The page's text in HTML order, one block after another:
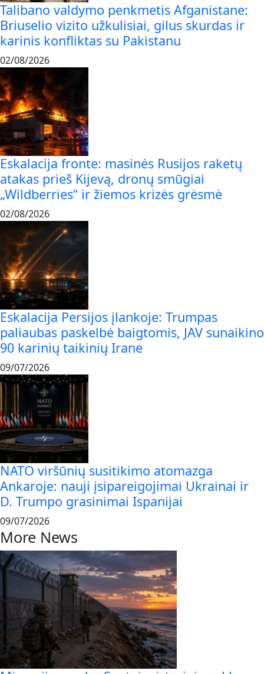
Talibano valdymo penkmetis Afganistane:
Briuselio vizito užkulisiai, gilus skurdas ir
karinis konfliktas su Pakistanu
02/08/2026
Eskalacija fronte: masinės Rusijos raketų
atakas prieš Kijevą, dronų smūgiai
„Wildberries“ ir žiemos krizės grėsmė
02/08/2026
Eskalacija Persijos įlankoje: Trumpas
paliaubas paskelbė baigtomis, JAV sunaikino
90 karinių taikinių Irane
09/07/2026
NATO viršūnių susitikimo atomazga
Ankaroje: nauji įsipareigojimai Ukrainai ir
D. Trumpo grasinimai Ispanijai
09/07/2026
More News